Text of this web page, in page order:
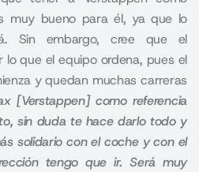
muy bueno para él, ya que lo
Sin embargo, cree que el
lo que el equipo ordena, pues el
y quedan muchas carreras
[Verstappen] como referencia
sin duda te hace darlo todo y
solidario con el coche y con el
tengo que ir. Será muy